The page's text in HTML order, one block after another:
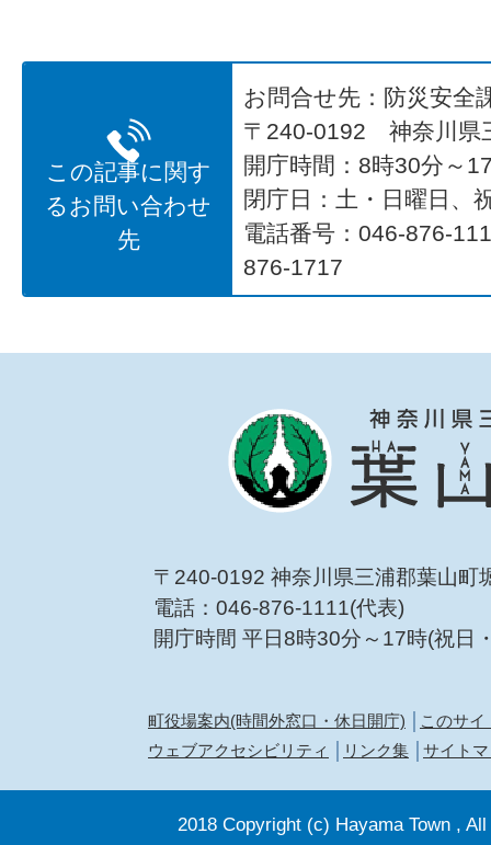
この記事に関す
るお問い合わせ
先
お問合せ先：防災安全
〒240-0192 神奈川県
開庁時間：8時30分～
閉庁日：土・日曜日、
電話番号：046-876-
876-1717
〒240-0192 神奈川県三浦郡葉山町
電話：046-876-1111(代表)
開庁時間 平日8時30分～17時(祝日
町役場案内(時間外窓口・休日開庁)
このサイ
ウェブアクセシビリティ
リンク集 サイト
2018 Copyright (c) Hayama Town ,